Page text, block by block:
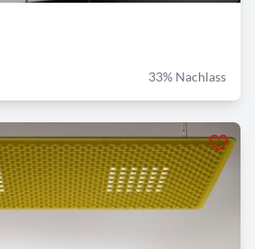
33% Nachlass